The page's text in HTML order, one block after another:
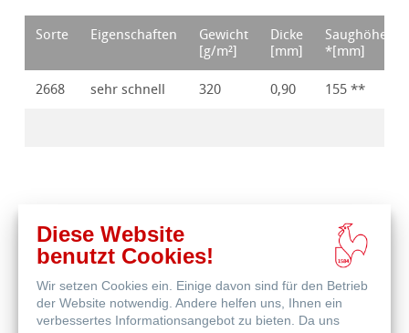
Sorte Eigenschaften
Gewicht
[g/m²]
Dicke
[mm]
Saughöhe
*[mm]
2668 sehr schnell 320 0,90 155 **
* Messzeit = 30 Min. ** Messzeit = 10 Min.
Diese Website
benutzt Cookies!
Wir setzen Cookies ein. Einige davon sind für den Betrieb
der Website notwendig. Andere helfen uns, Ihnen ein
verbessertes Informationsangebot zu bieten. Da uns